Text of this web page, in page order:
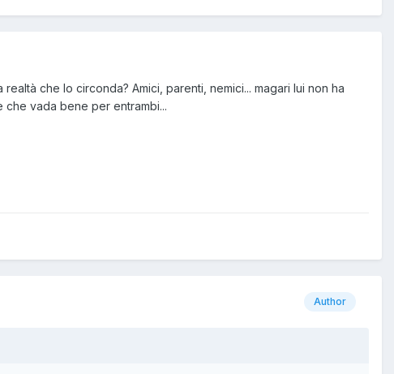
che lo circonda? Amici, parenti, nemici... magari lui non ha
vada bene per entrambi...
Author